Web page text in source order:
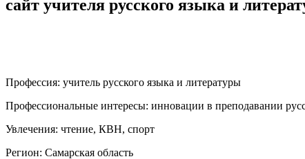
сайт учителя русского языка и
Профессия: учитель русского языка и литературы
Профессиональные интересы: инновации в преподавании
Увлечения: чтение, КВН, спорт
Регион: Самарская область